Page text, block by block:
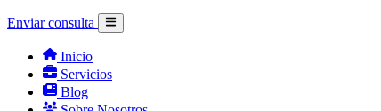
Enviar consulta
Inicio
Servicios
Blog